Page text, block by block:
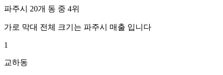
파주시 20개 동 중 4위
가로 막대 전체 크기는 파주시 매출 입니다
1
교하동